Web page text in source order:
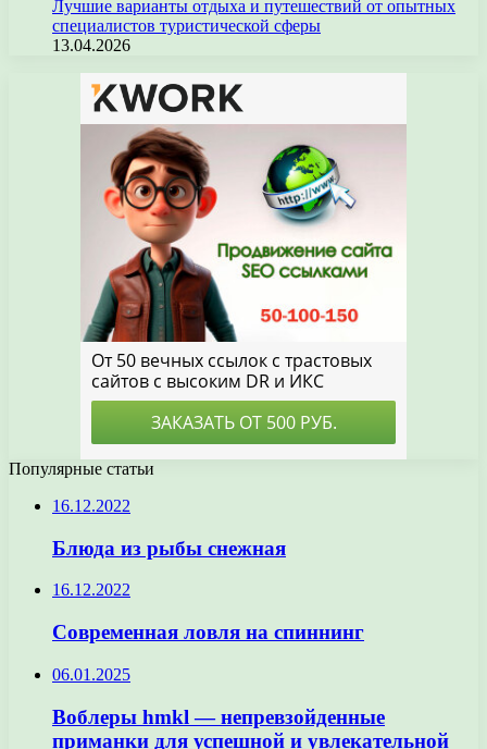
Лучшие варианты отдыха и путешествий от опытных
специалистов туристической сферы
13.04.2026
Популярные статьи
16.12.2022
Блюда из рыбы снежная
16.12.2022
Современная ловля на спиннинг
06.01.2025
Воблеры hmkl — непревзойденные
приманки для успешной и увлекательной